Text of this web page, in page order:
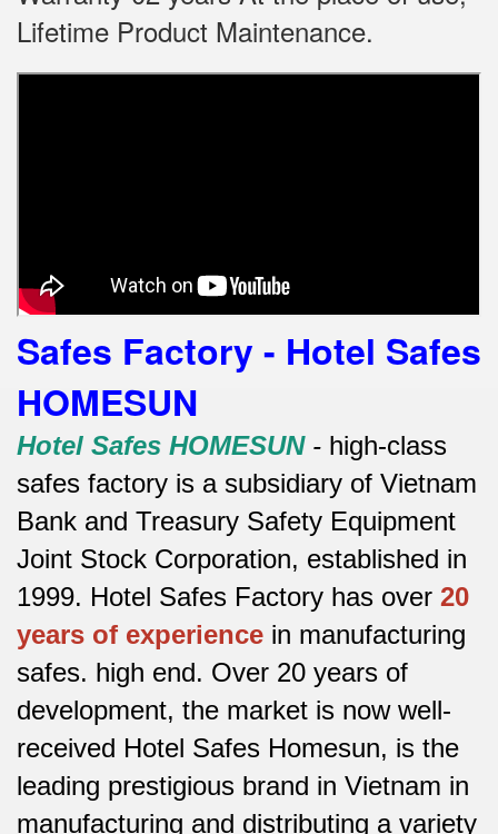
Lifetime Product Maintenance.
Safes Factory - Hotel Safes
HOMESUN
Hotel Safes HOMESUN- high-class
safes factory is a subsidiary of Vietnam
Bank and Treasury Safety Equipment
Joint Stock Corporation, established in
1999. Hotel Safes Factory has over 20
years of experience in manufacturing
safes. high end. Over 20 years of
development, the market is now well-
received Hotel Safes Homesun, is the
leading prestigious brand in Vietnam in
manufacturing and distributing a variety